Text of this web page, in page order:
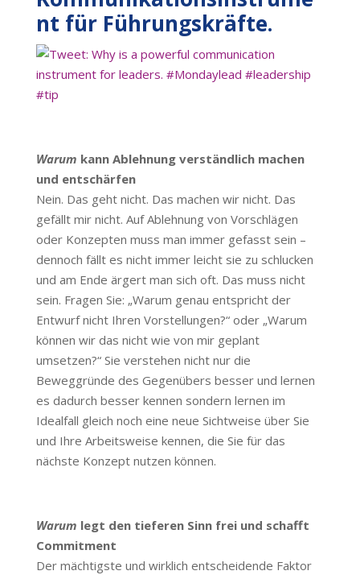
nt für Führungskräfte.
Warum kann Ablehnung verständlich machen
und entschärfen
Nein. Das geht nicht. Das machen wir nicht. Das
gefällt mir nicht. Auf Ablehnung von Vorschlägen
oder Konzepten muss man immer gefasst sein –
dennoch fällt es nicht immer leicht sie zu schlucken
und am Ende ärgert man sich oft. Das muss nicht
sein. Fragen Sie: „Warum genau entspricht der
Entwurf nicht Ihren Vorstellungen?“ oder „Warum
können wir das nicht wie von mir geplant
umsetzen?“ Sie verstehen nicht nur die
Beweggründe des Gegenübers besser und lernen
es dadurch besser kennen sondern lernen im
Idealfall gleich noch eine neue Sichtweise über Sie
und Ihre Arbeitsweise kennen, die Sie für das
nächste Konzept nutzen können.
Warum legt den tieferen Sinn frei und schafft
Commitment
Der mächtigste und wirklich entscheidende Faktor